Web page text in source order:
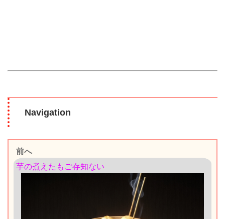
Navigation
前へ
芋の煮えたもご存知ない